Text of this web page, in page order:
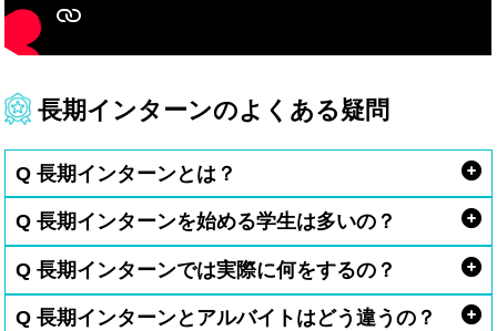
長期インターンのよくある疑問
Q 長期インターンとは？
Q 長期インターンを始める学生は多いの？
Q 長期インターンでは実際に何をするの？
Q 長期インターンとアルバイトはどう違うの？